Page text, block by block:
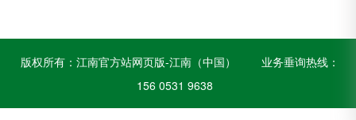
版权所有： 江南官方站网页版-江南（中国）
业务垂询热线：
156 0531 9638